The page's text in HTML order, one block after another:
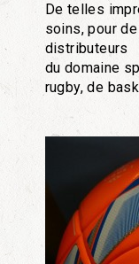
De telles
soins, pour
distributeurs
du domaine
rugby, de